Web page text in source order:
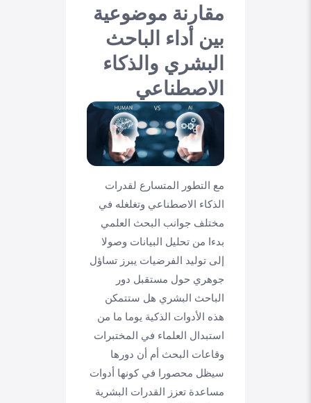
مقارنة موضوعية
بين أداء الباحث
البشري والذكاء
الاصطناعي
مع التطور المتسارع لقدرات
الذكاء الاصطناعي وتغلغله في
مختلف جوانب البحث العلمي
بدءا من تحليل البيانات وصولا
إلى توليد الفرضيات يبرز تساؤل
جوهري حول مستقبل دور
الباحث البشري هل ستتمكن
هذه الأدوات الذكية يوما ما من
استبدال العلماء في المختبرات
وقاعات البحث أم أن دورها
سيظل محصورا في كونها أدوات
مساعدة تعزز القدرات البشرية